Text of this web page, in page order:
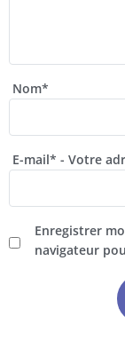
Nom*
E-mail* - Votre
Enregistrer
navigateur